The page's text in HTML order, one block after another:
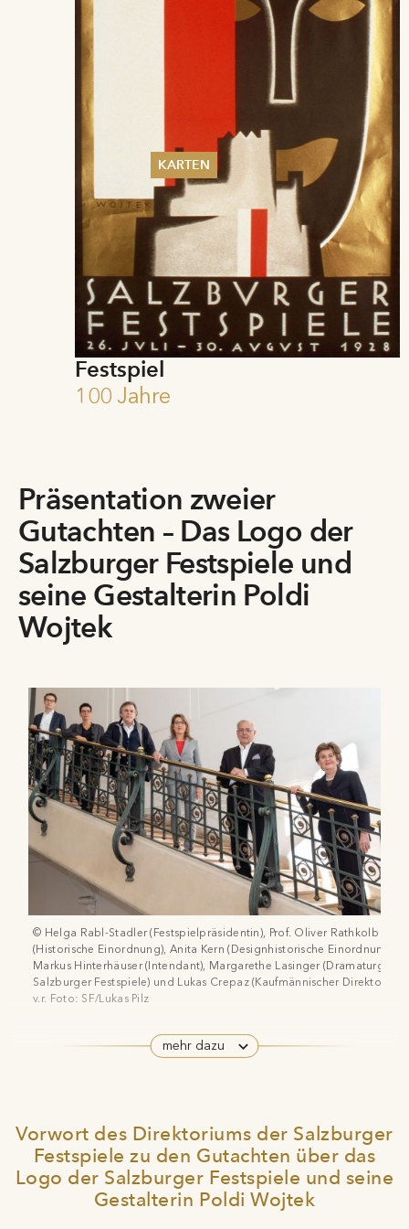
KARTEN
Sommer 2026
Pfingsten 2026
Abonnements
Karteninformation
Gutscheine
Festspiel
100 Jahre
Präsentation zweier
Gutachten – Das Logo der
Salzburger Festspiele und
seine Gestalterin Poldi
Wojtek
© Helga Rabl-Stadler (Festspielpräsidentin), Prof. Oliver Rathkolb
(Historische Einordnung), Anita Kern (Designhistorische Einordnung),
Markus Hinterhäuser (Intendant), Margarethe Lasinger (Dramaturgie
Salzburger Festspiele) und Lukas Crepaz (Kaufmännischer Direktor),
v.r. Foto: SF/Lukas Pilz
Die Grafikerin Poldi Wojtek schuf 1928 jenen
100-Jahr-Jubiläums beauftragten die Salzburger
Festspiele zwei Gutachten mit der Aufarbeitung
dieses Kapitels der Festspielgeschichte:
mehr dazu
Vorwort des Direktoriums der Salzburger
Festspiele zu den Gutachten über das
Logo der Salzburger Festspiele und seine
Gestalterin Poldi Wojtek